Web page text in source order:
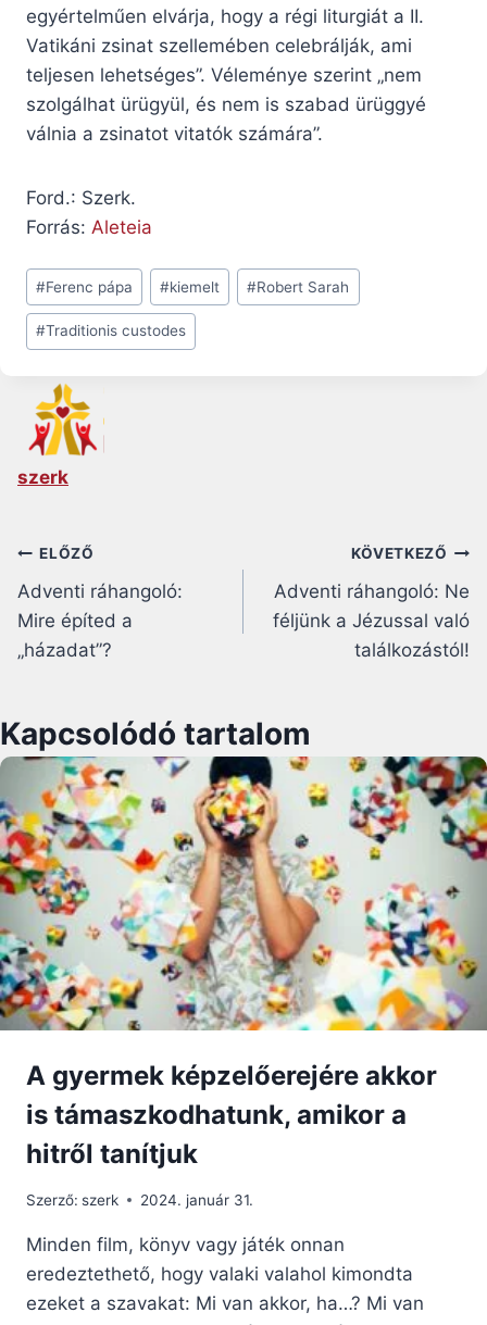
egyértelműen elvárja, hogy a régi liturgiát a II.
Vatikáni zsinat szellemében celebrálják, ami
teljesen lehetséges”. Véleménye szerint „nem
szolgálhat ürügyül, és nem is szabad ürüggyé
válnia a zsinatot vitatók számára”.
Ford.: Szerk.
Forrás: Aleteia
Post
Tags:
#Ferenc pápa #kiemelt #Robert Sarah
#Traditionis custodes
szerk
Bejegyzés
navigáció
ELŐZŐ
Adventi ráhangoló:
Mire építed a
„házadat”?
KÖVETKEZŐ
Adventi ráhangoló: Ne
féljünk a Jézussal való
találkozástól!
Kapcsolódó tartalom
A gyermek képzelőerejére akkor
is támaszkodhatunk, amikor a
hitről tanítjuk
Szerző: szerk 2024. január 31.
Minden film, könyv vagy játék onnan
eredeztethető, hogy valaki valahol kimondta
ezeket a szavakat: Mi van akkor, ha…? Mi van